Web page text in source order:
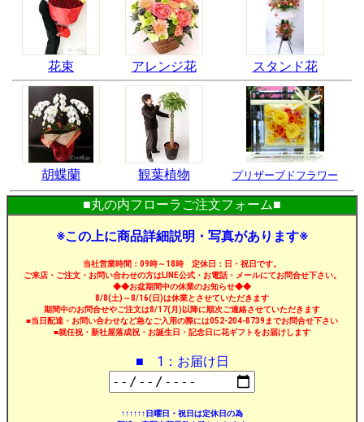
花束 アレンジ花 スタンド花
胡蝶蘭 観葉植物 プリザーブドフラワー
■丸の内フローラご注文フォーム■
※この上に商品詳細説明・写真があります※
当社営業時間：09時～18時 定休日：日・祝日です。
ご来店・ご注文・お問い合わせの方はLINE公式・お電話・メールにてお問合せ下さい。
◆◆お盆期間中の休業のお知らせ◆◆
8/8(土)～8/16(日)は休業とさせていただきます
期間中のお問合せやご注文は8/17(月)以降に順次ご連絡させていただきます
■当日配達・お問い合わせなど急なご入用の際には052-204-8739までお問合せ下さい
■就任祝・新社屋落成祝・お誕生日・記念日に花ギフトをお届けします
■ 1：お届け日
↑↑↑↑↑↑日曜日・祝日は定休日の為